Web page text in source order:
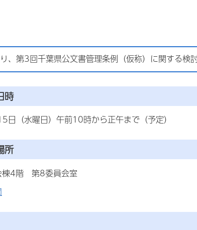
、第3回千葉県公文書管理条例（仮称）に関する検
時
日（水曜日）午前10時から正午まで（予定）
所
棟4階 第8委員会室